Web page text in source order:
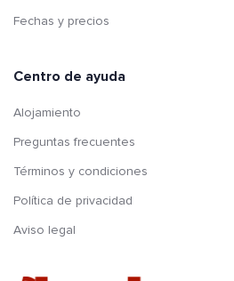
Fechas y precios
Centro de ayuda
Alojamiento
Preguntas frecuentes
Términos y condiciones
Política de privacidad
Aviso legal